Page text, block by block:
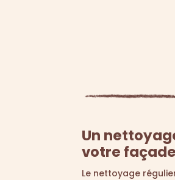
Un
votre façade
Le nettoyage